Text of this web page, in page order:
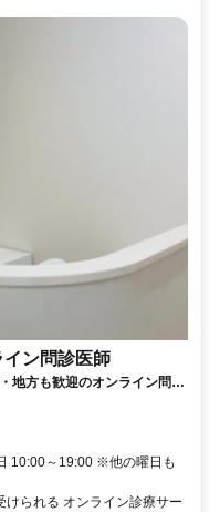
イン問診医師
地方も歓迎のオンライン問診
10:00～19:00 ※他の曜日も
られる オンライン診療サー